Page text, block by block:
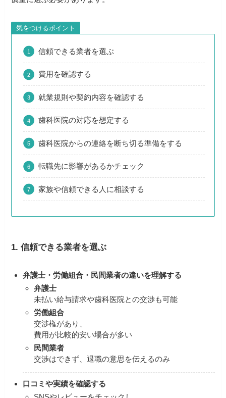
気をつけるポイント
信頼できる業者を選ぶ
費用を確認する
就業規則や契約内容を確認する
歯科医院の対応を想定する
歯科医院からの連絡を断ち切る準備をする
転職先に影響があるかチェック
家族や信頼できる人に相談する
1. 信頼できる業者を選ぶ
弁護士・労働組合・民間業者の違いを理解する
弁護士
未払い給与請求や歯科医院との交渉も可能
労働組合
交渉権があり、
費用が比較的安い場合が多い
民間業者
交渉はできず、退職の意思を伝えるのみ
口コミや実績を確認する